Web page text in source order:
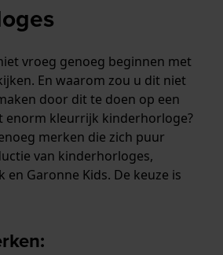
vroeg genoeg beginnen met
En waarom zou u dit niet
door dit te doen op een
enorm kleurrijk kinderhorloge?
merken die zich puur
van kinderhorloges,
en Garonne Kids. De keuze is